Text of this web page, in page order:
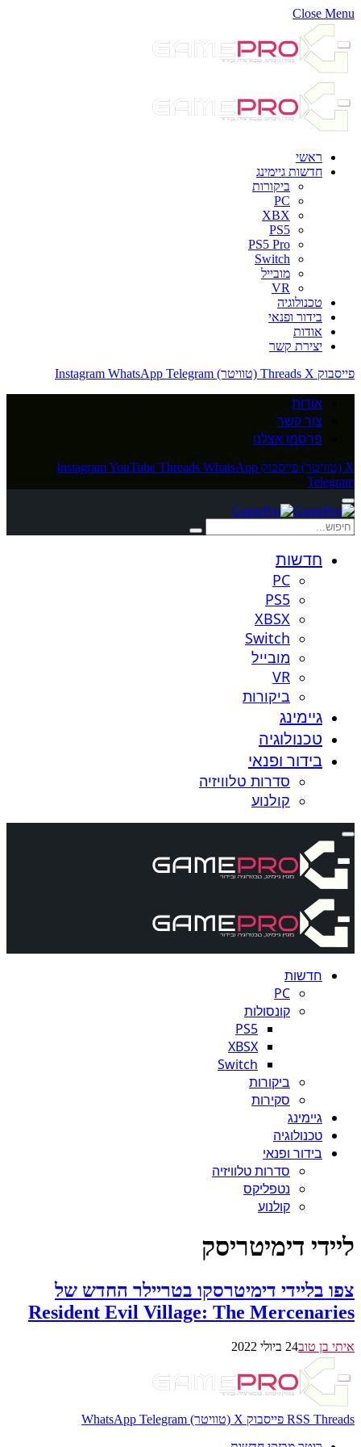
Close Menu
ראשי
חדשות גיימינג
ביקורות
PC
XBX
PS5
PS5 Pro
Switch
מובייל
VR
טכנולוגיה
בידור ופנאי
אודות
יצירת קשר
פייסבוק
Threads X (טוויטר) Instagram WhatsApp Telegram
אודות
צור קשר
פרסמו אצלנו
X (טוויטר) פייסבוק InstagramYouTube Threads WhatsApp
Telegram
חדשות
PC
PS5
XBSX
Switch
מובייל
VR
ביקורות
גיימינג
טכנולוגיה
בידור ופנאי
סדרות טלוויזיה
קולנוע
חדשות
PC
קונסולות
PS5
XBSX
Switch
ביקורות
סקירות
גיימינג
טכנולוגיה
בידור ופנאי
סדרות טלוויזיה
נטפליקס
קולנוע
ליידי דימיטריסק
צפו בליידי דימיטרסקו בטריילר החדש של
Resident Evil Village: The Mercenaries
איתי בן טוב24 ביולי 2022
RSS Threads פייסבוק X (טוויטר) WhatsApp Telegram